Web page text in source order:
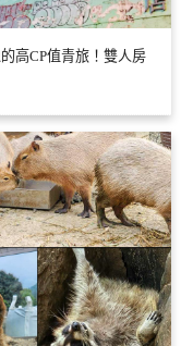
高CP值青旅！雙人房